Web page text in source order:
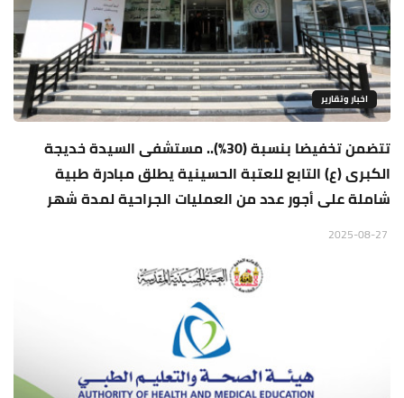
اخبار وتقارير
تتضمن تخفيضا بنسبة (30%).. مستشفى السيدة خديجة
الكبرى (ع) التابع للعتبة الحسينية يطلق مبادرة طبية
شاملة على أجور عدد من العمليات الجراحية لمدة شهر